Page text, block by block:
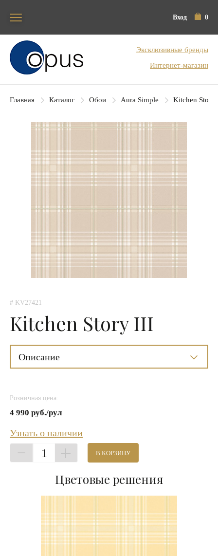
Вход 0
Блок поиска
Эксклюзивные бренды
Интернет-магазин
Главная Каталог Обои Aura Simple Kitchen Story
# KV27421
Kitchen Story III
Описание
Розничная цена:
4 990 руб./рул
Узнать о наличии
1 В КОРЗИНУ
Цветовые решения